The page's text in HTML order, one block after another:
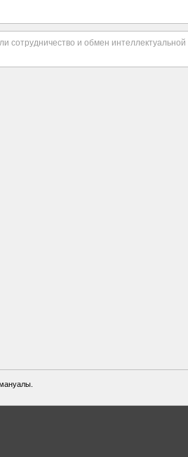
сотрудничество и обмен интеллектуальной